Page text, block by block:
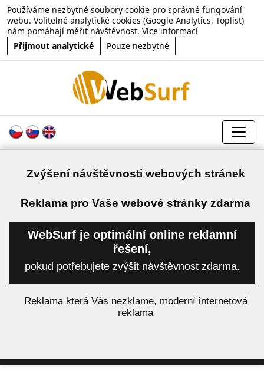
Používáme nezbytné soubory cookie pro správné fungování
webu. Volitelné analytické cookies (Google Analytics, Toplist)
nám pomáhají měřit návštěvnost. Více informací
Přijmout analytické
Pouze nezbytné
Zvýšení návštěvnosti webových stránek
Reklama pro Vaše webové stránky zdarma
WebSurf je optimální online reklamní
řešení,
pokud potřebujete zvýšit návštěvnost zdarma.
Reklama která Vás nezklame, moderní internetová
reklama